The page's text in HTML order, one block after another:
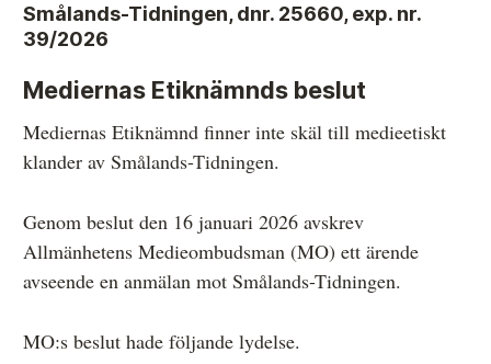
De senaste besluten
Här är medierna som MO kan pröva
Hela listan över frivilligt anslutna medier
Smålands-Tidningen, dnr. 25660, exp. nr.
39/2026
Mediernas Etiknämnds beslut
Mediernas Etiknämnd finner inte skäl till medieetiskt
klander av Smålands-Tidningen.
Genom beslut den 16 januari 2026 avskrev
Allmänhetens Medieombudsman (MO) ett ärende
avseende en anmälan mot Smålands-Tidningen.
MO:s beslut hade följande lydelse.